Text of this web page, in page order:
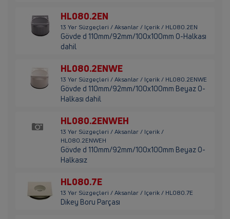
HL080.2EN
13 Yer Süzgeçleri / Aksanlar / Içerik / HL080.2EN
Gövde d 110mm/92mm/100x100mm O-Halkası
dahil
HL080.2ENWE
13 Yer Süzgeçleri / Aksanlar / Içerik / HL080.2ENWE
Gövde d 110mm/92mm/100x100mm Beyaz O-
Halkası dahil
HL080.2ENWEH
13 Yer Süzgeçleri / Aksanlar / Içerik /
HL080.2ENWEH
Gövde d 110mm/92mm/100x100mm Beyaz O-
Halkasız
HL080.7E
13 Yer Süzgeçleri / Aksanlar / Içerik / HL080.7E
Dikey Boru Parçası